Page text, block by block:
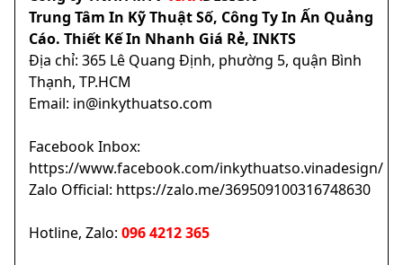
Trung Tâm In Kỹ Thuật Số, Công Ty In Ấn Quảng
Cáo. Thiết Kế In Nhanh Giá Rẻ, INKTS
Địa chỉ: 365 Lê Quang Định, phường 5, quận Bình
Thạnh, TP.HCM
Email: in@inkythuatso.com
Facebook Inbox:
https://www.facebook.com/inkythuatso.vinadesign/
Zalo Official: https://zalo.me/369509100316748630
Hotline, Zalo: 096 4212 365